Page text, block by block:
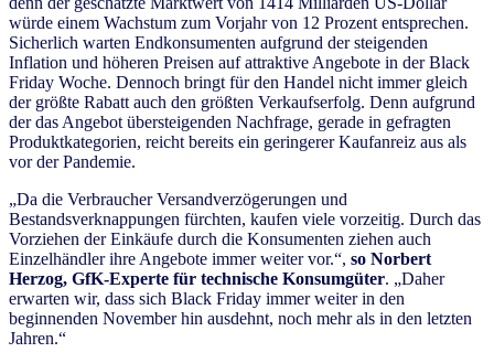
würde einem Wachstum zum Vorjahr von 12 Prozent entsprechen.
Sicherlich warten Endkonsumenten aufgrund der steigenden
Inflation und höheren Preisen auf attraktive Angebote in der Black
Friday Woche. Dennoch bringt für den Handel nicht immer gleich
der größte Rabatt auch den größten Verkaufserfolg. Denn aufgrund
der das Angebot übersteigenden Nachfrage, gerade in gefragten
Produktkategorien, reicht bereits ein geringerer Kaufanreiz aus als
vor der Pandemie.
„Da die Verbraucher Versandverzögerungen und
Bestandsverknappungen fürchten, kaufen viele vorzeitig. Durch das
Vorziehen der Einkäufe durch die Konsumenten ziehen auch
Einzelhändler ihre Angebote immer weiter vor.“, so Norbert
Herzog, GfK-Experte für technische Konsumgüter. „Daher
erwarten wir, dass sich Black Friday immer weiter in den
beginnenden November hin ausdehnt, noch mehr als in den letzten
Jahren.“